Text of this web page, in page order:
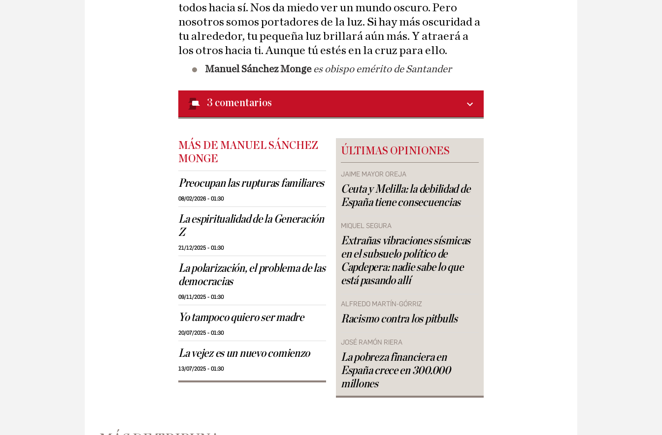
todos hacia sí. Nos da miedo ver un mundo oscuro. Pero
nosotros somos portadores de la luz. Si hay más oscuridad a
tu alrededor, tu pequeña luz brillará aún más. Y atraerá a
los otros hacia ti. Aunque tú estés en la cruz para ello.
Manuel Sánchez Mongees obispo emérito de Santander
3 comentarios
MÁS DE MANUEL SÁNCHEZ
MONGE
Preocupan las rupturas familiares
08/02/2026 - 01:30
La espiritualidad de la Generación
Z
21/12/2025 - 01:30
La polarización, el problema de las
democracias
09/11/2025 - 01:30
Yo tampoco quiero ser madre
20/07/2025 - 01:30
La vejez es un nuevo comienzo
13/07/2025 - 01:30
ÚLTIMAS OPINIONES
JAIME MAYOR OREJA
Ceuta y Melilla: la debilidad de
España tiene consecuencias
MIQUEL SEGURA
Extrañas vibraciones sísmicas
en el subsuelo político de
Capdepera: nadie sabe lo que
está pasando allí
ALFREDO MARTÍN-GÓRRIZ
Racismo contra los pitbulls
JOSÉ RAMÓN RIERA
La pobreza financiera en
España crece en 300.000
millones